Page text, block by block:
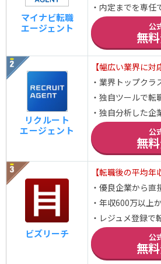
マイナビ転職
エージェント
・内定までを専任
公
無
リクルート
エージェント
【幅広い業界に対
・業界トップクラ
・独自ツールで転
・独自分析した企
公
無
ビズリーチ
【転職後の平均年
・優良企業から直
・年収600万以上
・レジュメ登録で
公
無